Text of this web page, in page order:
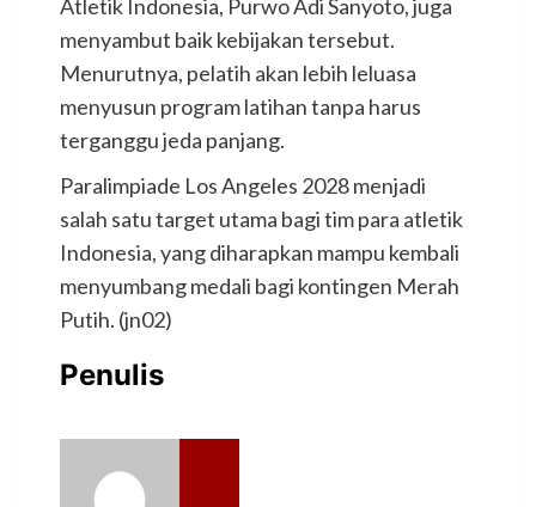
Atletik Indonesia, Purwo Adi Sanyoto, juga
menyambut baik kebijakan tersebut.
Menurutnya, pelatih akan lebih leluasa
menyusun program latihan tanpa harus
terganggu jeda panjang.
Paralimpiade Los Angeles 2028 menjadi
salah satu target utama bagi tim para atletik
Indonesia, yang diharapkan mampu kembali
menyumbang medali bagi kontingen Merah
Putih. (jn02)
Penulis